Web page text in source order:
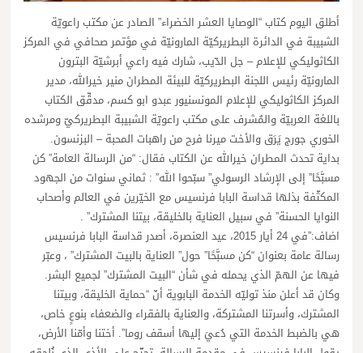
أطلق اليوم كتاب “الوصايا العشر الخضراء” الصادر عن مكتب راعويّة
الشبيبة في الدائرة البطريركيّة المارونيّة في مؤتمر صحافي في المركز
الكاثوليكي للإعلام – جل الدّيب، شارك فيه راعي أبرشيّة البترون
المارونيّة رئيس اللجنة البطريركيّة للبيئة المطران منير خيرالله، مدير
المركز الكاثوليكي للإعلام المونسنيور عبدو ابو كسم، مدقِّق الكتاب
باللغة العربيّة والمُشرف على مكتب راعويّة الشبيبة البطريركيّ ومرشده
الخوري جورج يَرَق والأخت ميرنا فرح من راهبات المحبة – البزنسون.
بداية تحدث المطران خيرالله عن الكتاب فقال: “من الرسالة العامة” كن
مسبَّحًا” إلى الإرشاد الرسولي” سبّحوا الله” : ثماني سنوات من الجهود
المكثّفة بذلها قداسة البابا فرنسيس مع الخيّرين في العالم وأصحاب
النوايا الحسنة” في سبيل العناية بالخليقة، بيتنا المشترك” .
اضاف:”في 24 أيار 2015، عيد العنصرة، أصدر قداسة البابا فرنسيس
رسالة عامة بعنوان “كن مسبَّحًا” حول” العناية بالبيت المشترك” ، وعبّر
فيها عن الهمّ الذي يحمله في شأن “البيت المشترك” لجميع البشر.
وكان قد أعلن منذ توليّه الخدمة البابوية أنّ “حماية الخليقة، وبيتنا
المشترك، وأسرتنا المشتركة، والعناية بالفقراء والضعفاء بنوعٍ خاص،
هي بالضبط الخدمة التي دُعيَ إليها أسقف روما”. أختنا وأمّنا الأرض،